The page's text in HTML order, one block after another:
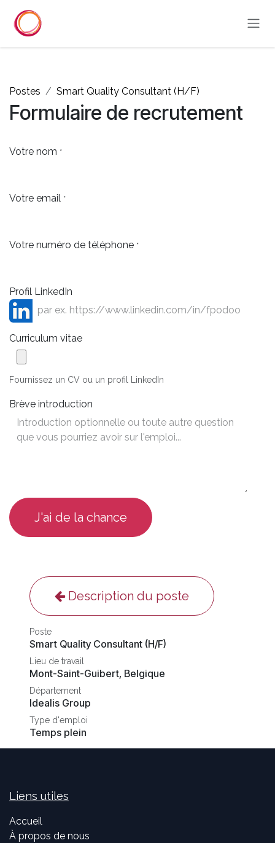
Postes Smart Quality Consultant (H/F)
Formulaire de recrutement
Votre nom *
Votre email *
Votre numéro de téléphone *
Profil LinkedIn
Curriculum vitae
Fournissez un CV ou un profil LinkedIn
Brève introduction
J'ai de la chance
Description du poste
Poste
Smart Quality Consultant (H/F)
Lieu de travail
Mont-Saint-Guibert, Belgique
Département
Idealis Group
Type d'emploi
Temps plein
Liens utiles
Accueil
À propos de nous